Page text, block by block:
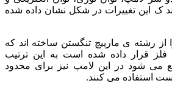
تغییرات در شکل نشان داده شده
ی مارپیچ تنگستن ساخته اند که
داده شده است به این ترتیب
در این لامپ نیز برای محدود
می کنند.